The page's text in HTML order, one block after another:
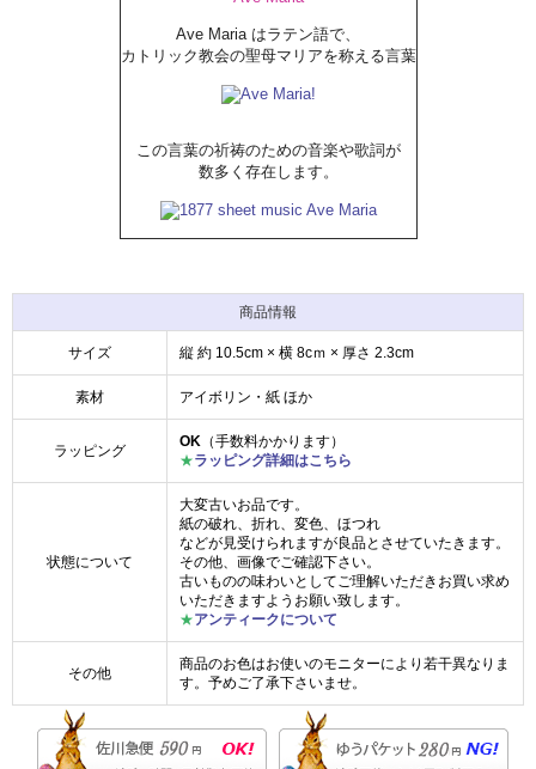
Ave Maria はラテン語で、
カトリック教会の聖母マリアを称える言葉
この言葉の祈祷のための音楽や歌詞が
数多く存在します。
商品情報
サイズ 縦 約 10.5cm × 横 8cｍ × 厚さ 2.3cm
素材 アイボリン・紙 ほか
ラッピング
OK （手数料かかります）
★ラッピング詳細はこちら
状態について
大変古いお品です。
紙の破れ、折れ、変色、ほつれ
などが見受けられますが良品とさせていたきます。
その他、画像でご確認下さい。
古いものの味わいとしてご理解いただきお買い求め
いただきますようお願い致します。
★アンティークについて
その他
商品のお色はお使いのモニターにより若干異なりま
す。予めご了承下さいませ。